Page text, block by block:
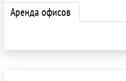
Аренда офисов